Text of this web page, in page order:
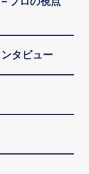
タビュー